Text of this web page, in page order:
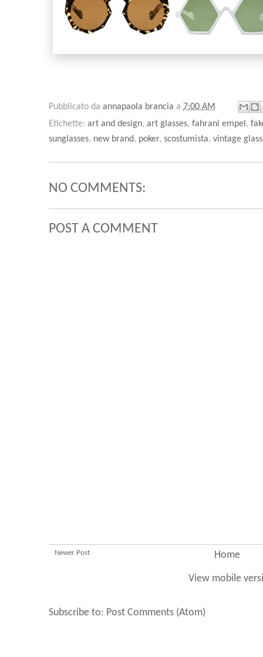
Pubblicato da annapaola brancia a 7:00 AM
Etichette: art and design, art glasses, fahrani empel ,
sunglasses, new brand, poker, scostumista, vintage
NO COMMENTS:
POST A COMMENT
Newer Post Home
View mobile
Subscribe to: Post Comments (Atom)